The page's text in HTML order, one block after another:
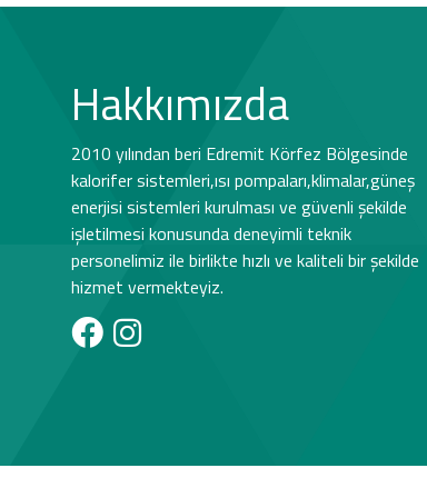
Hakkımızda
2010 yılından beri Edremit Körfez Bölgesinde
kalorifer sistemleri,ısı pompaları,klimalar,güneş
enerjisi sistemleri kurulması ve güvenli şekilde
işletilmesi konusunda deneyimli teknik
personelimiz ile birlikte hızlı ve kaliteli bir şekilde
hizmet vermekteyiz.